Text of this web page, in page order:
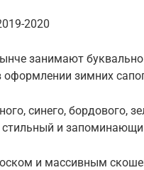
2020
занимают
зимних
синего, бордового,
и
и массивным